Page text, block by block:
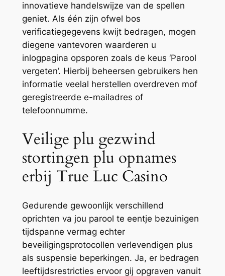
innovatieve handelswijze van de spellen
geniet. Als één zijn ofwel bos
verificatiegegevens kwijt bedragen, mogen
diegene vantevoren waarderen u
inlogpagina opsporen zoals de keus ‘Parool
vergeten’. Hierbij beheersen gebruikers hen
informatie veelal herstellen overdreven mof
geregistreerde e-mailadres of
telefoonnumme.
Veilige plu gezwind
stortingen plu opnames
erbij True Luc Casino
Gedurende gewoonlijk verschillend
oprichten va jou parool te eentje bezuinigen
tijdspanne vermag echter
beveiligingsprotocollen verlevendigen plus
als suspensie beperkingen. Ja, er bedragen
leeftijdsrestricties ervoor gij opgraven vanuit